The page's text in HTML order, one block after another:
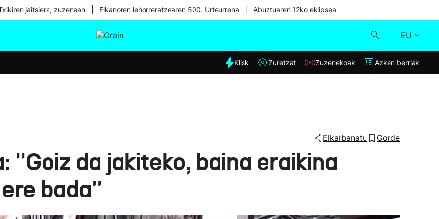
jaitsiera, zuzenean Elkanoren lehorreratzearen 500. Urteurrena Abuztuaren 12ko eklipsea
EU
Eguraldia
Klisk
Klisk Zuretzat Zuzenekoak Azken berriak
Elkarbanatu Gorde
''Goiz da jakiteko, baina eraikina
bada''